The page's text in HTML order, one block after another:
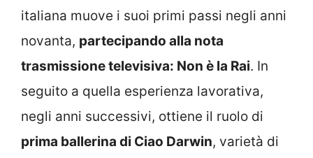
italiana muove i suoi primi passi negli anni
novanta, partecipando alla nota
trasmissione televisiva: Non è la Rai. In
seguito a quella esperienza lavorativa,
negli anni successivi, ottiene il ruolo di
prima ballerina di Ciao Darwin, varietà di